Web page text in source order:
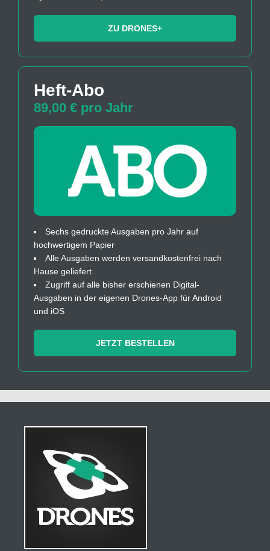
ZU DRONES+
Heft-Abo
89,00 € pro Jahr
Sechs gedruckte Ausgaben pro Jahr auf
hochwertigem Papier
Alle Ausgaben werden versandkostenfrei nach
Hause geliefert
Zugriff auf alle bisher erschienen Digital-
Ausgaben in der eigenen Drones-App für Android
und iOS
JETZT BESTELLEN